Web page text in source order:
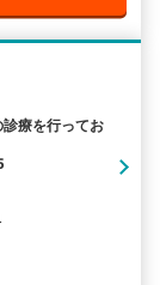
療を行ってお